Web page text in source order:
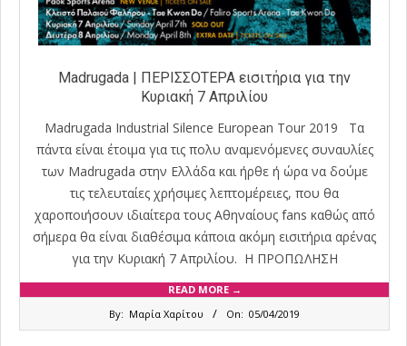
Madrugada | ΠΕΡΙΣΣΟΤΕΡΑ εισιτήρια για την
Κυριακή 7 Απριλίου
Madrugada Industrial Silence European Tour 2019 Τα
πάντα είναι έτοιμα για τις πολυ αναμενόμενες συναυλίες
των Madrugada στην Ελλάδα και ήρθε ή ώρα να δούμε
τις τελευταίες χρήσιμες λεπτομέρειες, που θα
χαροποιήσουν ιδιαίτερα τους Αθηναίους fans καθώς από
σήμερα θα είναι διαθέσιμα κάποια ακόμη εισιτήρια αρένας
για την Κυριακή 7 Απριλίου. Η ΠΡΟΠΩΛΗΣΗ
READ MORE →
By: Μαρία Χαρίτου On: 05/04/2019